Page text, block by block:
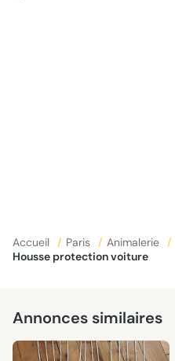
Accueil / Paris / Animalerie /
Housse protection voiture
Annonces similaires